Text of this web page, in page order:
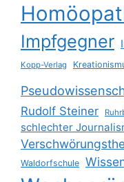
Impfgegner
Kopp-Verlag
Rudolf Steiner
schlechter
Waldorfschule